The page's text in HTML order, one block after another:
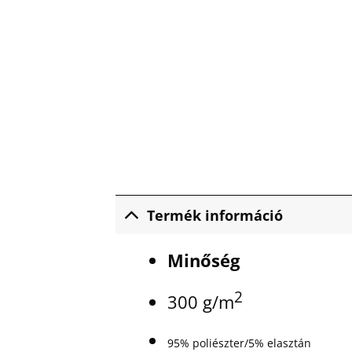
Termék információ
Minőség
300 g/m2
95% poliészter/5% elasztán